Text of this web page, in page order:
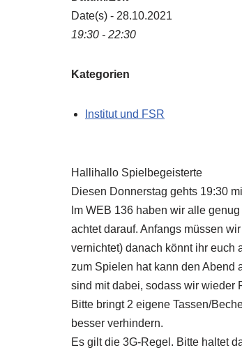
Date(s) - 28.10.2021
19:30 - 22:30
Kategorien
Institut und FSR
Hallihallo Spielbegeisterte
Diesen Donnerstag gehts 19:30
Im WEB 136 haben wir alle
achtet darauf. Anfangs müssen
vernichtet) danach könnt ihr euch
zum Spielen hat kann den Abend
sind mit dabei, sodass wir wieder
Bitte bringt 2 eigene Tassen/
besser verhindern.
Es gilt die 3G-Regel. Bitte haltet